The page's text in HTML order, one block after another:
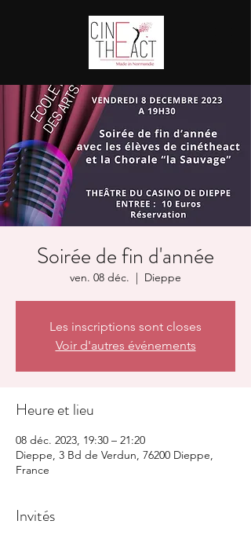
Soirée de fin d'année
ven. 08 déc.
  |
Dieppe
Les inscriptions sont closes
Voir d'autres événements
Heure et lieu
08 déc. 2023, 19:30 – 21:20
Dieppe, 3 Bd de Verdun, 76200 Dieppe,
France
Invités